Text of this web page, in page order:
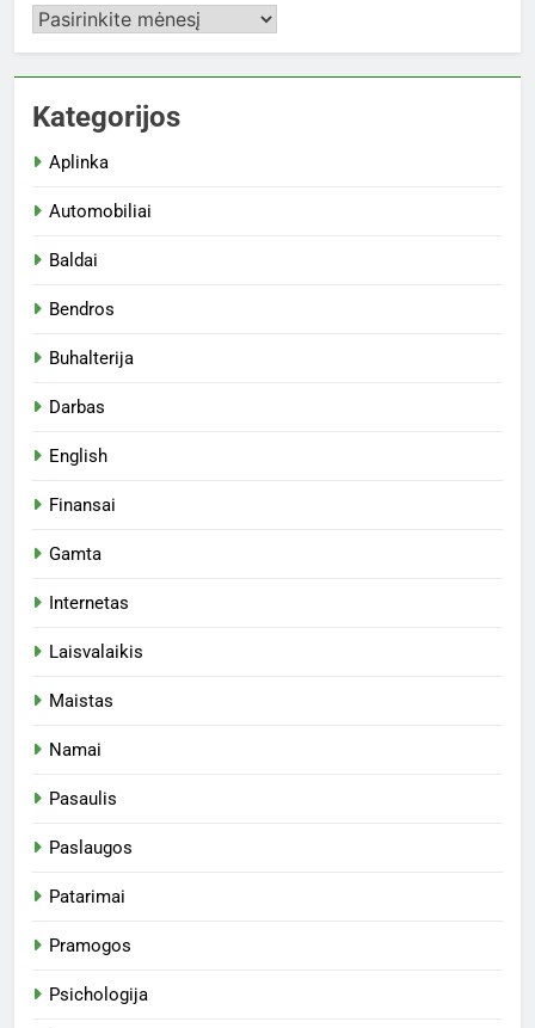
Archyvai
Kategorijos
Aplinka
Automobiliai
Baldai
Bendros
Buhalterija
Darbas
English
Finansai
Gamta
Internetas
Laisvalaikis
Maistas
Namai
Pasaulis
Paslaugos
Patarimai
Pramogos
Psichologija